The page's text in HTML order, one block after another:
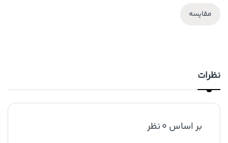
مقایسه
نظرات
بر اساس 0 نظر